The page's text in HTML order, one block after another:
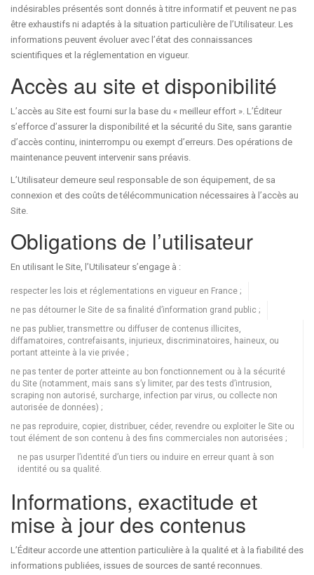
indésirables présentés sont donnés à titre informatif et peuvent ne pas
être exhaustifs ni adaptés à la situation particulière de l’Utilisateur. Les
informations peuvent évoluer avec l’état des connaissances
scientifiques et la réglementation en vigueur.
Accès au site et disponibilité
L’accès au Site est fourni sur la base du « meilleur effort ». L’Éditeur
s’efforce d’assurer la disponibilité et la sécurité du Site, sans garantie
d’accès continu, ininterrompu ou exempt d’erreurs. Des opérations de
maintenance peuvent intervenir sans préavis.
L’Utilisateur demeure seul responsable de son équipement, de sa
connexion et des coûts de télécommunication nécessaires à l’accès au
Site.
Obligations de l’utilisateur
En utilisant le Site, l’Utilisateur s’engage à :
respecter les lois et réglementations en vigueur en France ;
ne pas détourner le Site de sa finalité d’information grand public ;
ne pas publier, transmettre ou diffuser de contenus illicites,
diffamatoires, contrefaisants, injurieux, discriminatoires, haineux, ou
portant atteinte à la vie privée ;
ne pas tenter de porter atteinte au bon fonctionnement ou à la sécurité
du Site (notamment, mais sans s’y limiter, par des tests d’intrusion,
scraping non autorisé, surcharge, infection par virus, ou collecte non
autorisée de données) ;
ne pas reproduire, copier, distribuer, céder, revendre ou exploiter le Site ou
tout élément de son contenu à des fins commerciales non autorisées ;
ne pas usurper l’identité d’un tiers ou induire en erreur quant à son
identité ou sa qualité.
Informations, exactitude et
mise à jour des contenus
L’Éditeur accorde une attention particulière à la qualité et à la fiabilité des
informations publiées, issues de sources de santé reconnues.